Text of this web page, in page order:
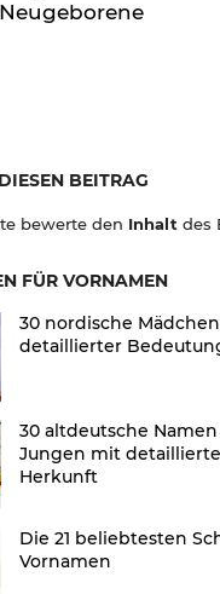
BEITRAG
bewerte den Inhalt des
FÜR VORNAMEN
30 nordische
detaillierter
30 altdeutsche
Jungen mit
Herkunft
Die 21 beliebtesten
Vornamen